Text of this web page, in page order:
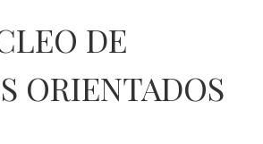
DE
ORIENTADOS